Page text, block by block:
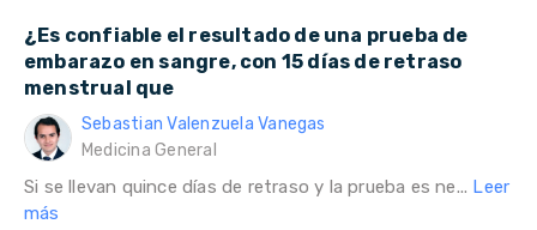
¿Es confiable el resultado de una prueba de
embarazo en sangre, con 15 días de retraso
menstrual que
Sebastian Valenzuela Vanegas
Medicina General
Si se llevan quince días de retraso y la prueba es ne... Leer
más